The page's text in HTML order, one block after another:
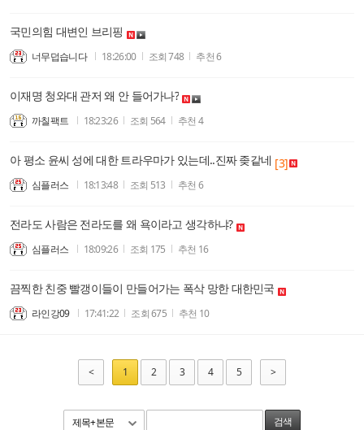
국민의힘 대변인 브리핑
너무덥습니다 18:26:00 조회748 추천6
이재명 청와대 관저 왜 안 들어가나?
까칠팩트 18:23:26 조회 564 추천 4
아 평소 윤씨 성에 대한 트라우마가 있는데..진짜 좆같네 [3]
심플러스 18:13:48 조회 513 추천 6
전라도 사람은 전라도를 왜 욕이라고 생각하냐?
심플러스 18:09:26 조회 175 추천 16
끔찍한 친중 빨갱이들이 만들어가는 폭삭 망한 대한민국
라인강09 17:41:22 조회675 추천 10
< 1 2 3 4 5 >
제목+본문 검색